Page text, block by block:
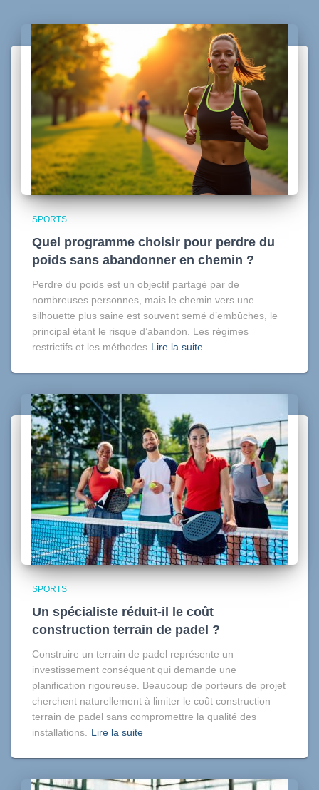
SPORTS
Quel programme choisir pour perdre du
poids sans abandonner en chemin ?
Perdre du poids est un objectif partagé par de
nombreuses personnes, mais le chemin vers une
silhouette plus saine est souvent semé d’embûches, le
principal étant le risque d’abandon. Les régimes
restrictifs et les méthodes Lire la suite
SPORTS
Un spécialiste réduit-il le coût
construction terrain de padel ?
Construire un terrain de padel représente un
investissement conséquent qui demande une
planification rigoureuse. Beaucoup de porteurs de projet
cherchent naturellement à limiter le coût construction
terrain de padel sans compromettre la qualité des
installations.
Lire la suite